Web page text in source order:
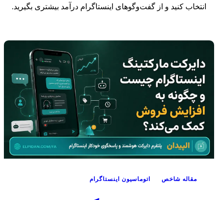
انتخاب کنید و از گفت‌وگوهای اینستاگرام درآمد بیشتری بگیرید.
مقاله شاخص اتوماسیون اینستاگرام